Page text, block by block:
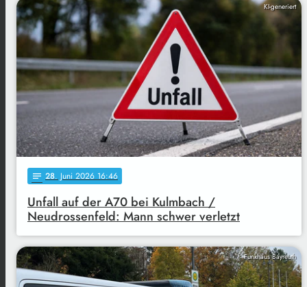
KI-generiert
notes 28. Juni 2026 16:46
Unfall auf der A70 bei Kulmbach /
Neudrossenfeld: Mann schwer verletzt
Funkhaus Bayreuth